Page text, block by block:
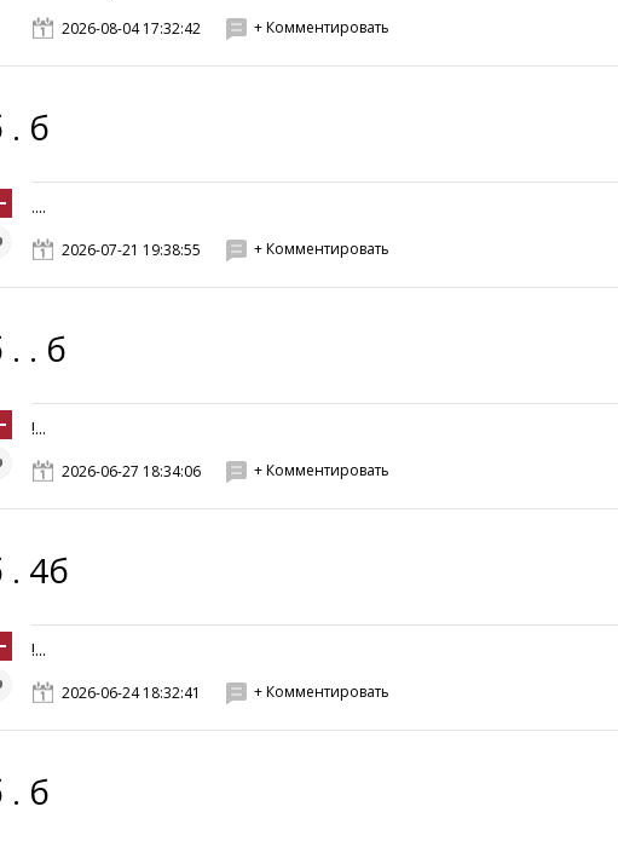
2026-08-04 17:32:42 + Комментировать
. б
....
2026-07-21 19:38:55 + Комментировать
. . б
!...
2026-06-27 18:34:06 + Комментировать
. 4б
!...
2026-06-24 18:32:41 + Комментировать
. б